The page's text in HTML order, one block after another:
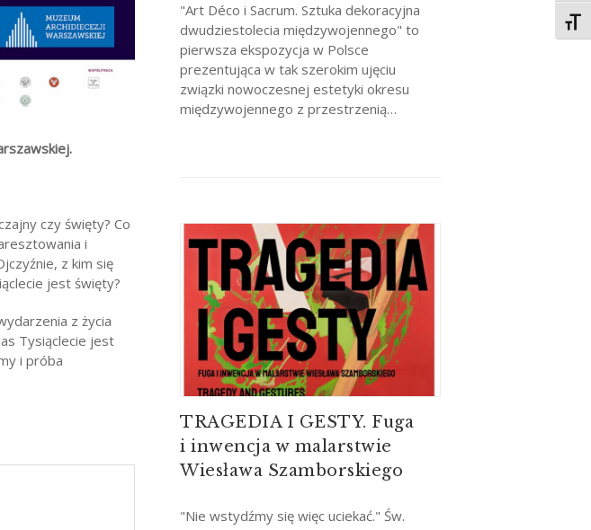
czy święty? Co
i
z kim się
jest święty?
z życia
Tysiąclecie jest
i próba
"Art Déco i Sacrum. Sztuka dekoracyjna
dwudziestolecia międzywojennego" to
pierwsza ekspozycja w Polsce
prezentująca w tak szerokim ujęciu
związki nowoczesnej estetyki okresu
międzywojennego z przestrzenią…
TRAGEDIA I GESTY. Fuga
i inwencja w malarstwie
Wiesława Szamborskiego
"Nie wstydźmy się więc uciekać." Św.